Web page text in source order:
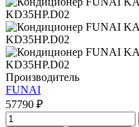
Производитель
FUNAI
57790 ₽